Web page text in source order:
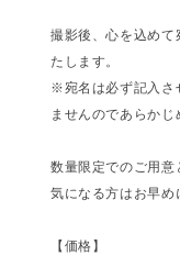
撮影後、心を込め
たします。
※宛名は必ず記入さ
ませんのであらかじ
数量限定でのご用意
気になる方はお早め
【価格】